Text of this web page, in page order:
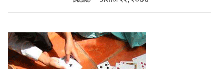
सुचनाहरु
स्वास्थ्य
भिडियो